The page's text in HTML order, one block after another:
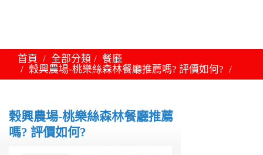
首頁 全部分類
餐廳
榖興農場-桃樂絲森林餐廳推薦嗎? 評價如何?
榖興農場-桃樂絲森林餐廳推薦
嗎? 評價如何?